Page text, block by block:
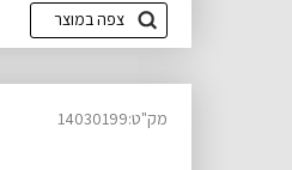
צפה במוצר
מק"ט:14030199